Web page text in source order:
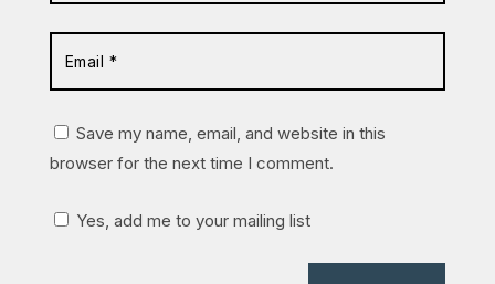
Save my name, email, and website in this
browser for the next time I comment.
Yes, add me to your mailing list